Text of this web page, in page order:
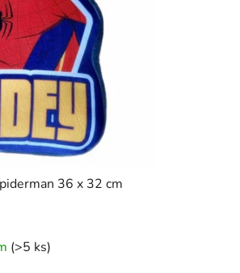
36 x 32 cm
(>5 ks)